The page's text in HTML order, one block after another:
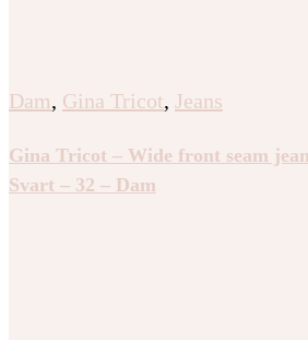
Dam, Gina Tricot, Jeans
Gina Tricot – Wide front seam
Svart – 32 – Dam